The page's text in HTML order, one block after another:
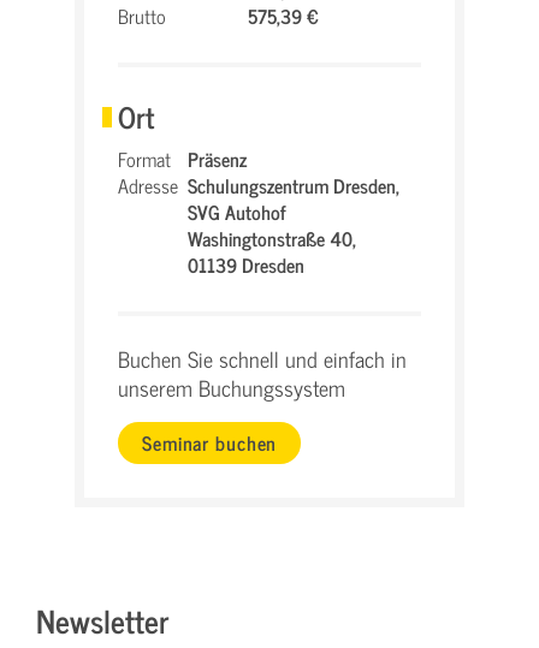
Brutto
575,39 €
Ort
Format Präsenz
Adresse Schulungszentrum Dresden,
SVG Autohof
Washingtonstraße 40,
01139 Dresden
Buchen Sie schnell und einfach in
unserem Buchungssystem
Seminar buchen
Newsletter